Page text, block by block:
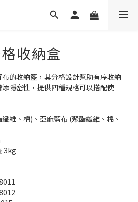
收納盒
的收納籃，其分格設計幫助有序收納
隱密性，提供四種規格可以搭配使
維、棉)、亞麻藍布 (聚酯纖維、棉、
3kg